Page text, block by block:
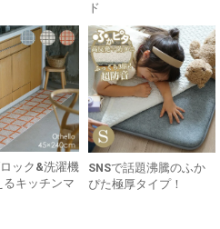
ド
ック&洗濯機
るキッチンマ
SNSで話題沸騰のふか
ぴた極厚タイプ！